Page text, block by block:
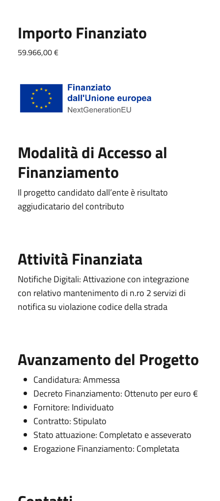
Importo Finanziato
59.966,00 €
Modalità di Accesso al
Finanziamento
Il progetto candidato dall’ente è risultato
aggiudicatario del contributo
Attività Finanziata
Notifiche Digitali: Attivazione con integrazione
con relativo mantenimento di n.ro 2 servizi di
notifica su violazione codice della strada
Avanzamento del Progetto
Candidatura: Ammessa
Decreto Finanziamento: Ottenuto per euro €
Fornitore: Individuato
Contratto: Stipulato
Stato attuazione: Completato e asseverato
Erogazione Finanziamento: Completata